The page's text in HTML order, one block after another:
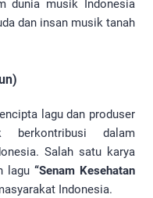
dunia musik Indonesia
dan insan musik tanah
lagu dan produser
berkontribusi dalam
Salah satu karya
lagu“Senam Kesehatan
Indonesia.